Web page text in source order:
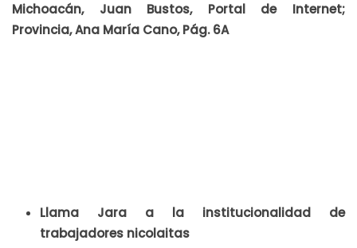
Michoacán, Juan Bustos, Portal de Internet;
Provincia, Ana María Cano, Pág. 6A
Llama Jara a la institucionalidad de
trabajadores nicolaitas